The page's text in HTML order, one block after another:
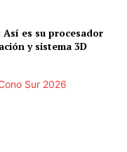
es su procesador
y sistema 3D